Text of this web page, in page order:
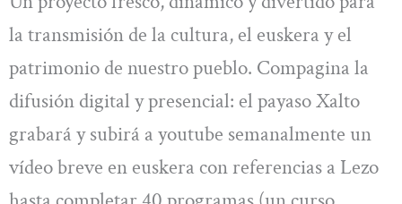
la transmisión de la cultura, el euskera y el
patrimonio de nuestro pueblo. Compagina la
difusión digital y presencial: el payaso Xalto
grabará y subirá a youtube semanalmente un
vídeo breve en euskera con referencias a Lezo